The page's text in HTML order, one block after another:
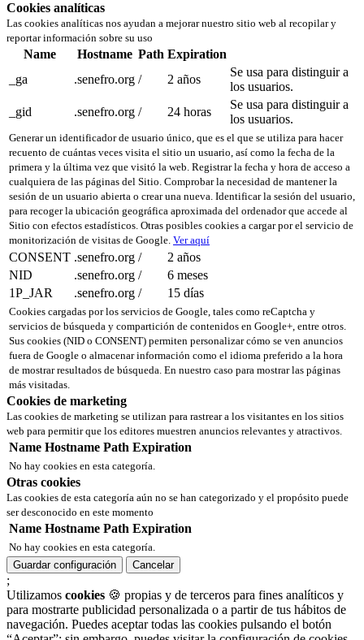
Cookies analíticas
Las cookies analíticas nos ayudan a mejorar nuestro sitio web al recopilar y
reportar información sobre su uso
Name Hostname Path Expiration
_ga
.senefro.org / 2 años
Se usa para distinguir a
los usuarios.
_gid
.senefro.org / 24 horas
Se usa para distinguir a
los usuarios.
Generar un identificador de usuario único, que es el que se utiliza para hacer
recuento de cuántas veces visita el sitio un usuario, así como la fecha de la
primera y la última vez que visitó la web. Registrar la fecha y hora de acceso a
cualquiera de las páginas del Sitio. Comprobar la necesidad de mantener la
sesión de un usuario abierta o crear una nueva. Identificar la sesión del usuario,
para recoger la ubicación geográfica aproximada del ordenador que accede al
Sitio con efectos estadísticos. Otras posibles cookies a cargar por el servicio de
monitorización de visitas de Google. Ver aquí
CONSENT .senefro.org /
2 años
NID
.senefro.org /
6 meses
1P_JAR
.senefro.org / 15 días
Cookies cargadas por los servicios de Google, tales como reCaptcha y
servicios de búsqueda y compartición de contenidos en Google+, entre otros.
Sus cookies (NID o CONSENT) permiten personalizar cómo se ven anuncios
fuera de Google o almacenar información como el idioma preferido a la hora
de mostrar resultados de búsqueda. En nuestro caso para mostrar las páginas
más visitadas.
Cookies de marketing
Las cookies de marketing se utilizan para rastrear a los visitantes en los sitios
web para permitir que los editores muestren anuncios relevantes y atractivos.
Name Hostname Path Expiration
No hay cookies en esta categoría.
Otras cookies
Las cookies de esta categoría aún no se han categorizado y el propósito puede
ser desconocido en este momento
Name Hostname Path Expiration
No hay cookies en esta categoría.
Guardar configuración
Cancelar
;
Utilizamos cookies 🍪 propias y de terceros para fines analíticos y
para mostrarte publicidad personalizada o a partir de tus hábitos de
navegación. Puedes aceptar todas las cookies pulsando el botón